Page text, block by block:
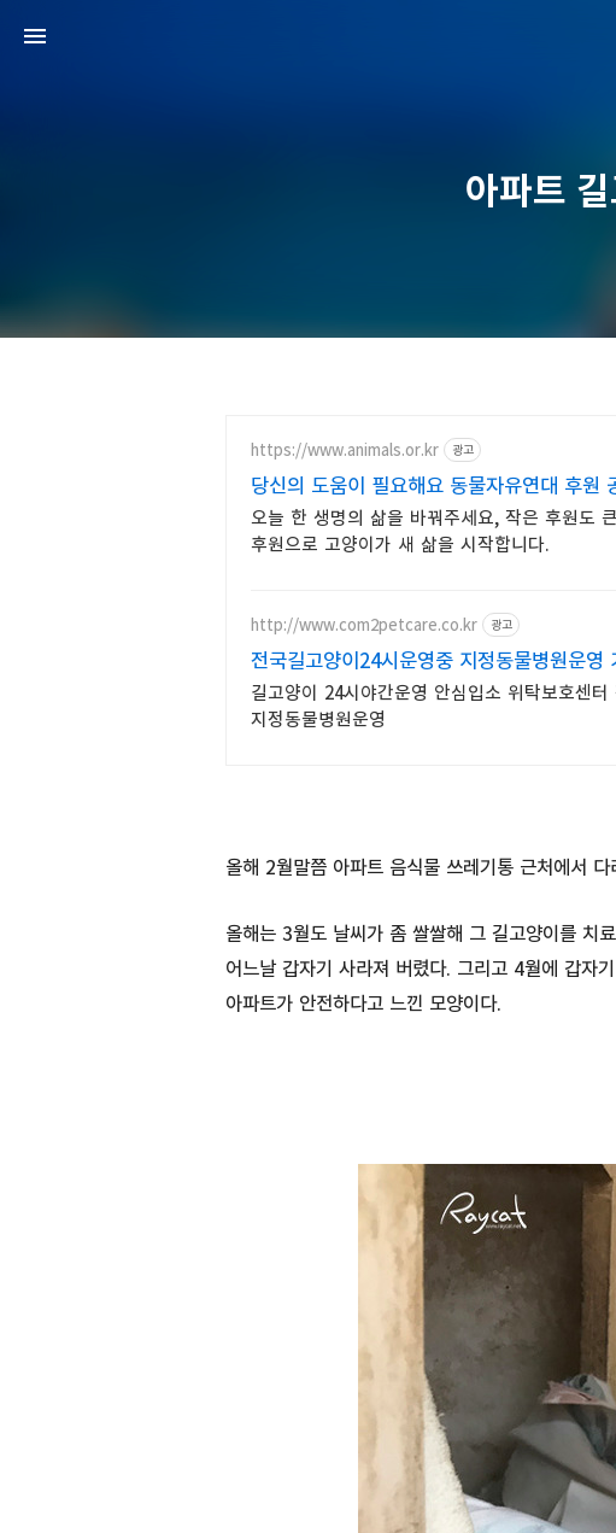
아파트
https://www.animals.or.kr 광고
당신의 도움이 필요해요 동물자유연대 후원
오늘 한 생명의 삶을 바꿔주세요, 작은 후원도
후원으로 고양이가 새 삶을 시작합니다.
http://www.com2petcare.co.kr 광고
전국길고양이24시운영중 지정동물병원운영
길고양이 24시야간운영 안심입소 위탁보호센터
지정동물병원운영
올해 2월말쯤 아파트 음식물 쓰레기통 근처에서
올해는 3월도 날씨가 좀 쌀쌀해 그 길고양이를 치
어느날 갑자기 사라져 버렸다. 그리고 4월에 갑자
아파트가 안전하다고 느낀 모양이다.